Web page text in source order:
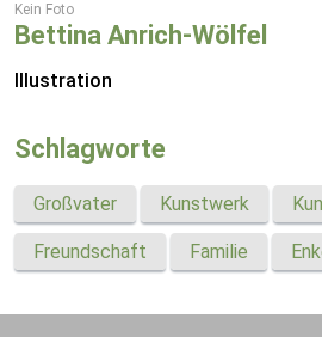
Kein Foto
Bettina Anrich-Wölfel
Illustration
Schlagworte
Großvater Kunstwerk
Freundschaft Familie